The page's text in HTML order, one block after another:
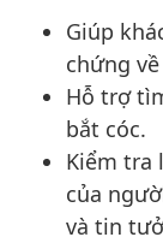
Giúp
chứng
Hỗ trợ
bắt cóc.
Kiểm tra
của
và tin